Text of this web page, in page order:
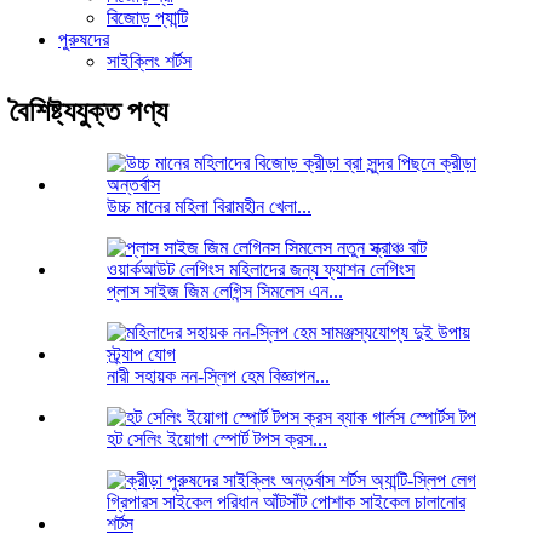
বিজোড় প্যান্টি
পুরুষদের
সাইক্লিং শর্টস
বৈশিষ্ট্যযুক্ত পণ্য
উচ্চ মানের মহিলা বিরামহীন খেলা...
প্লাস সাইজ জিম লেগিন্স সিমলেস এন...
নারী সহায়ক নন-স্লিপ হেম বিজ্ঞাপন...
হট সেলিং ইয়োগা স্পোর্ট টপস ক্রস...